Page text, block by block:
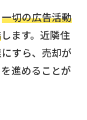
一切の広告活動
します。近隣住
すら、売却が
進めることが